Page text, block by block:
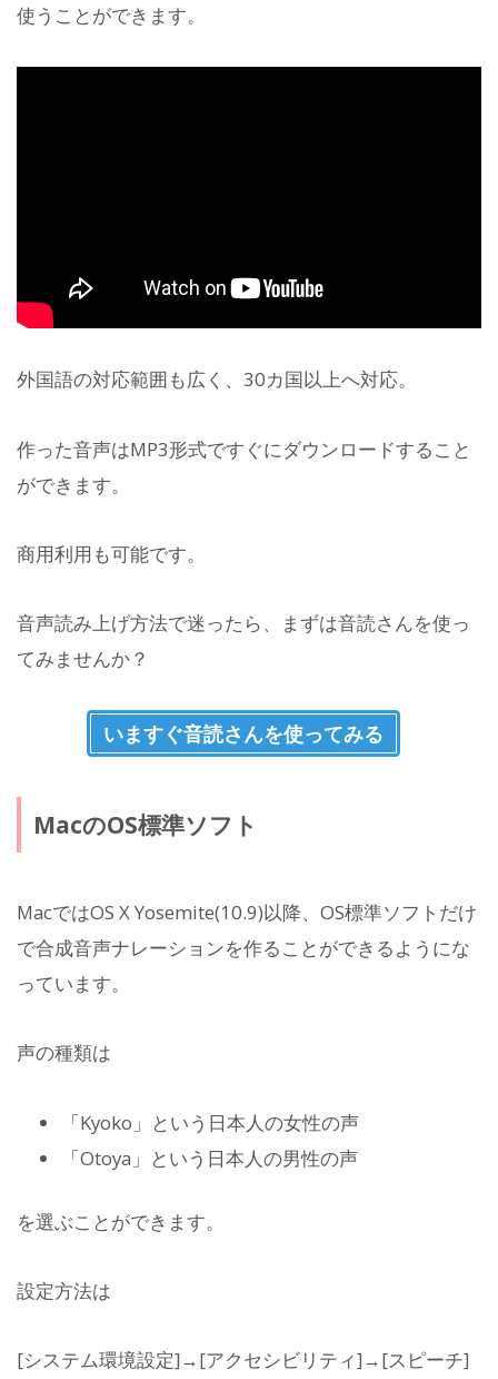
使うことができます。
外国語の対応範囲も広く、30カ国以上へ対応。
作った音声はMP3形式ですぐにダウンロードすること
ができます。
商用利用も可能です。
音声読み上げ方法で迷ったら、まずは音読さんを使っ
てみませんか？
いますぐ音読さんを使ってみる
MacのOS標準ソフト
MacではOS X Yosemite(10.9)以降、OS標準ソフトだけ
で合成音声ナレーションを作ることができるようにな
っています。
声の種類は
「Kyoko」という日本人の女性の声
「Otoya」という日本人の男性の声
を選ぶことができます。
設定方法は
[システム環境設定]→[アクセシビリティ]→[スピーチ]